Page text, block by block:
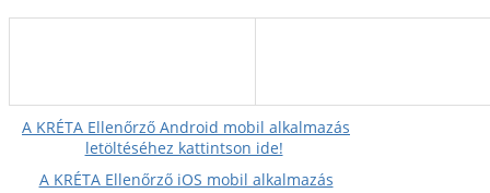
A KRÉTA Ellenőrző Android mobil alkalmazás
letöltéséhez kattintson ide!
A KRÉTA Ellenőrző iOS mobil alkalmazás